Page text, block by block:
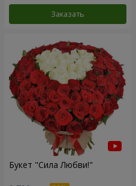
Заказать
Букет "Сила Любви!"